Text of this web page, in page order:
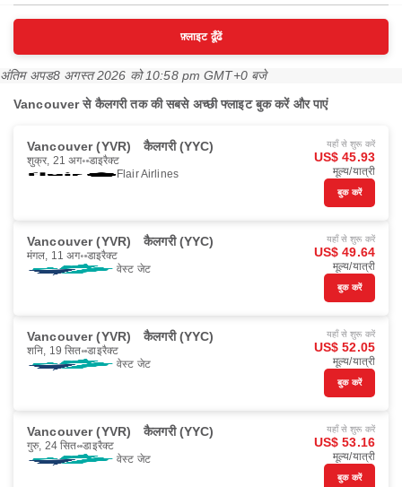
फ़्लाइट ढूँढें
अंतिम अपड8 अगस्त 2026 को 10:58 pm GMT+0 बजे
Vancouver से कैलगरी तक की सबसे अच्छी फ्लाइट बुक करें और पाएं
Vancouver (YVR) कैलगरी (YYC)
शुक्र, 21 अग॰ डाइरैक्ट
Flair Airlines
यहाँ से शुरू करें
US$ 45.93
मूल्य/यात्री
बुक करें
Vancouver (YVR) कैलगरी (YYC)
मंगल, 11 अग॰ डाइरैक्ट
वेस्ट जेट
यहाँ से शुरू करें
US$ 49.64
मूल्य/यात्री
बुक करें
Vancouver (YVR) कैलगरी (YYC)
शनि, 19 सित॰ डाइरैक्ट
वेस्ट जेट
यहाँ से शुरू करें
US$ 52.05
मूल्य/यात्री
बुक करें
Vancouver (YVR) कैलगरी (YYC)
गुरु, 24 सित॰ डाइरैक्ट
वेस्ट जेट
यहाँ से शुरू करें
US$ 53.16
मूल्य/यात्री
बुक करें